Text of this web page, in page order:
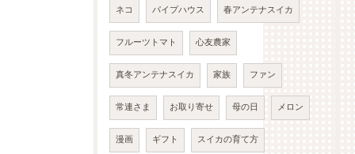
ネコ パイプハウス 春アンテナスイカ
フルーツトマト 心友農家
真冬アンテナスイカ 家族 ファン
常連さま お取り寄せ 母の日 メロン
漫画 ギフト スイカの育て方